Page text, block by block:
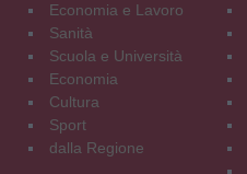
Economia e Lavoro
Sanità
Scuola e Università
Economia
Cultura
Sport
dalla Regione